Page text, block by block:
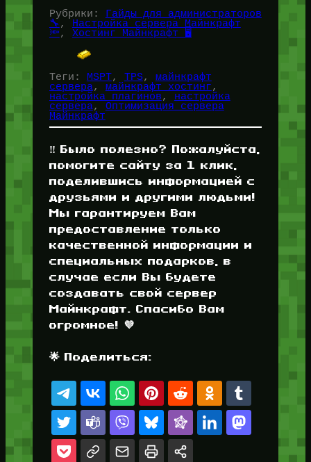
Рубрики: Гайды для администраторов
🔧 , Настройка сервера Майнкрафт
🔦, Хостинг Майнкрафт 🖥️
Теги: MSPT, TPS, майнкрафт
сервера, майнкрафт хостинг
настройка плагинов, настройка
сервера, Оптимизация сервера
Майнкрафт
‼️ Было полезно? Пожалуйста,
помогите сайту за 1 клик,
поделившись информацией с
друзьями и другими людьми!
Мы гарантируем Вам
предоставление только
качественной информации и
специальных подарков, в
случае если Вы будете
создавать свой сервер
Майнкрафт. Спасибо Вам
огромное! 💜
🌟 Поделиться: